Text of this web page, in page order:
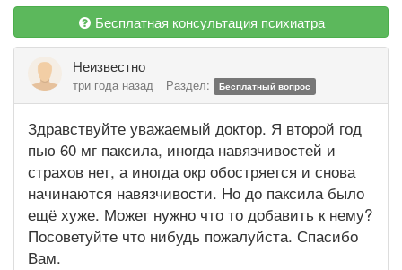
Бесплатная консультация психиатра
Неизвестно
три года назад Раздел: Бесплатный вопрос
Здравствуйте уважаемый доктор. Я второй год
пью 60 мг паксила, иногда навязчивостей и
страхов нет, а иногда окр обостряется и снова
начинаются навязчивости. Но до паксила было
ещё хуже. Может нужно что то добавить к нему?
Посоветуйте что нибудь пожалуйста. Спасибо
Вам.